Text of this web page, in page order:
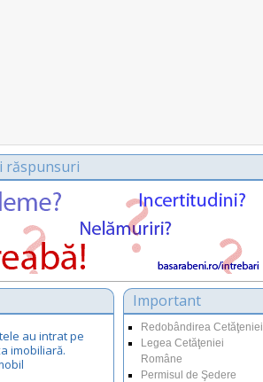
răspunsuri
Important
Redobândirea Cetăţeniei
Legea Cetăţeniei
Române
Permisul de Şedere
au intrat pe
imobiliară.